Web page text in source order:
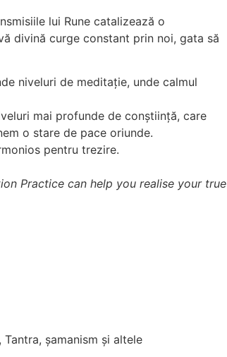
lui Rune catalizează o
divină curge constant prin noi, gata să
niveluri de meditație, unde calmul
mai profunde de conștiință, care
o stare de pace oriunde.
pentru trezire.
Practice can help you realise your true
șamanism și altele